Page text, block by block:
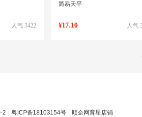
人气 3422
简易天平
人气
¥17.10
2 粤ICP备18103154号 顺企网育星店铺